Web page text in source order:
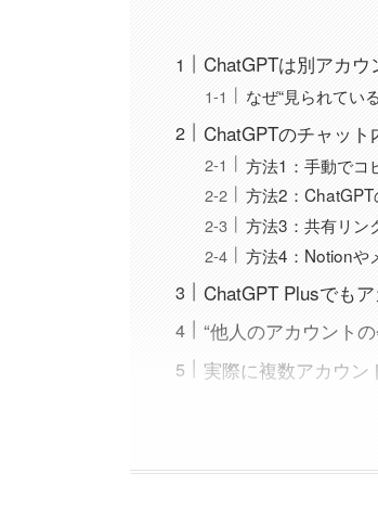
ChatGPTは別アカ
なぜ“見られてい
ChatGPTのチャッ
方法1：手動でコ
方法2：
方法3：共有リン
方法4：Notionや
ChatGPT Plusでも
“他人のアカウント
実際に複数アカウン